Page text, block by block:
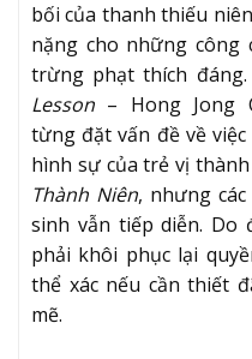
bối của thanh thiếu
nặng cho những công
trừng phạt thích
Lesson – Hong Jong
từng đặt vấn đề về
hình sự của trẻ vị
Thành Niên, nhưng
sinh vẫn tiếp diễn. Do
phải khôi phục lại
thể xác nếu cần thiết
mẽ.